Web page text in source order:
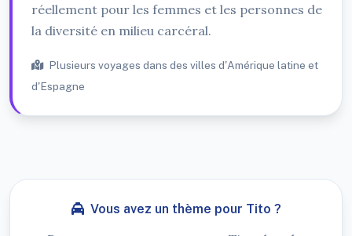
réellement pour les femmes et les personnes de
la diversité en milieu carcéral.
Plusieurs voyages dans des villes d'Amérique latine et
d'Espagne
Vous avez un thème pour Tito ?